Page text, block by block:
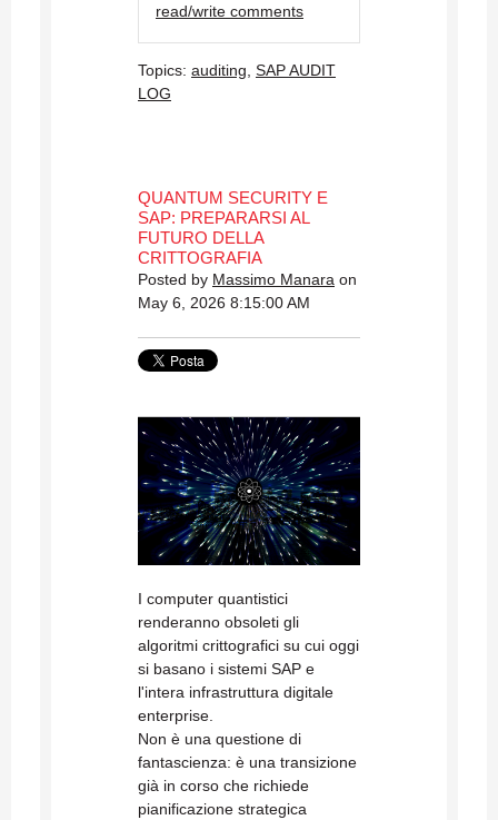
read/write comments
Topics: auditing SAP AUDIT
LOG
QUANTUM SECURITY E
SAP: PREPARARSI AL
FUTURO DELLA
CRITTOGRAFIA
Posted by Massimo Manara on
May 6, 2026 8:15:00 AM
I computer quantistici
renderanno obsoleti gli
algoritmi crittografici su cui oggi
si basano i sistemi SAP e
l'intera infrastruttura digitale
enterprise.
Non è una questione di
fantascienza: è una transizione
già in corso che richiede
pianificazione strategica